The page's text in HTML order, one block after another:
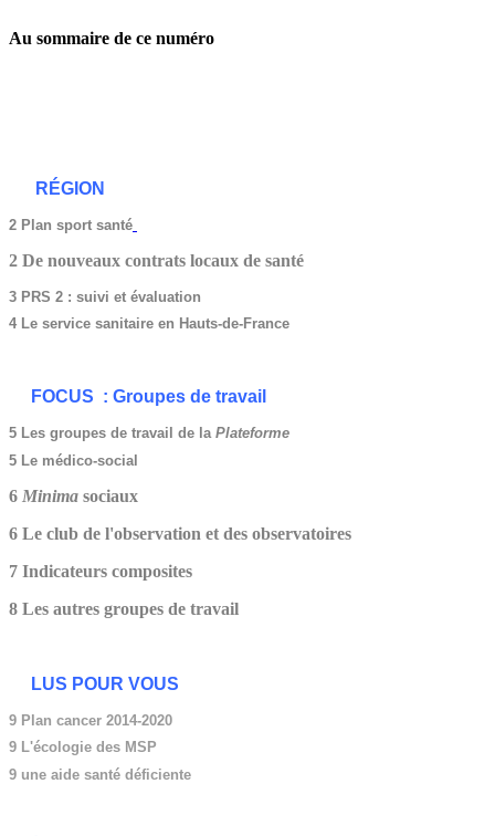
Au sommaire de ce numéro
RÉGION
2 Plan sport santé
2 De nouveaux contrats locaux de santé
3 PRS 2 : suivi et évaluation
4 Le service sanitaire en Hauts-de-France
FOCUS : Groupes de travail
5 Les groupes de travail de la Plateforme
5 Le médico-social
6 Minima sociaux
6 Le club de l'observation et des observatoires
7 Indicateurs composites
8 Les autres groupes de travail
LUS POUR VOUS
9 Plan cancer 2014-2020
9 L'écologie des MSP
9 une aide santé déficiente